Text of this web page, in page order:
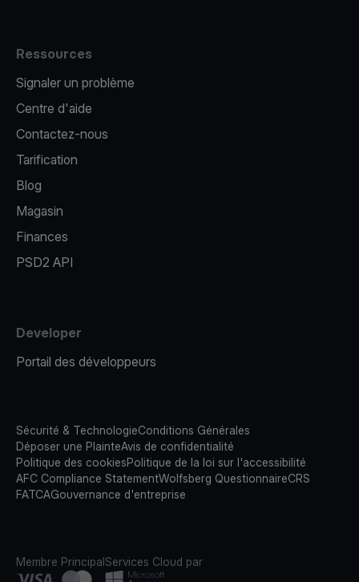
Ressources
Signaler un problème
Centre d'aide
Contactez-nous
Tarification
Blog
Magasin
Finances
PSD2 API
Developer
Portail des développeurs
Sécurité & TechnologieConditions Générales
Déposer une PlainteAvis de confidentialité
Politique des cookiesPolitique de la loi sur l'accessibilité
AFC Compliance StatementWolfsberg QuestionnaireCRS
FATCAGouvernance d'entreprise
Membre PrincipalServices Cloud par